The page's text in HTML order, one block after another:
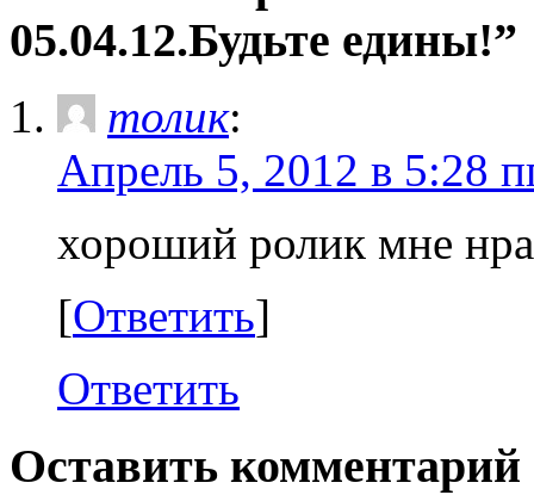
05.04.12.Будьте едины!”
толик:
Апрель 5, 2012 в 5:28
хороший ролик мне
[Ответить]
Ответить
Оставить комментарий